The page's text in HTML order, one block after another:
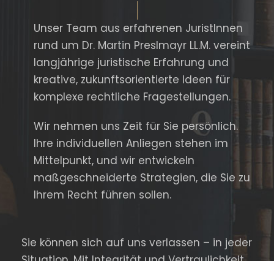
Unser Team aus erfahrenen JuristInnen
rund um Dr. Martin Preslmayr LL.M. vereint
langjährige juristische Erfahrung und
kreative, zukunftsorientierte Ideen für
komplexe rechtliche Fragestellungen.
Wir nehmen uns Zeit für Sie persönlich.
Ihre individuellen Anliegen stehen im
Mittelpunkt, und wir entwickeln
maßgeschneiderte Strategien, die Sie zu
Ihrem Recht führen sollen.
Sie können sich auf uns verlassen – in jeder